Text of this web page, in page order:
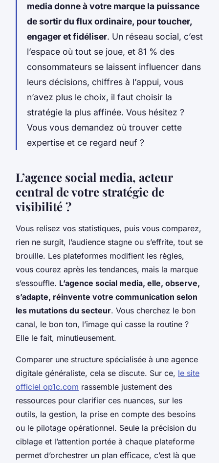
media donne à votre marque la puissance
de sortir du flux ordinaire, pour toucher,
engager et fidéliser. Un réseau social, c’est
l’espace où tout se joue, et 81 % des
consommateurs se laissent influencer dans
leurs décisions, chiffres à l’appui, vous
n’avez plus le choix, il faut choisir la
stratégie la plus affinée. Vous hésitez ?
Vous vous demandez où trouver cette
expertise et ce regard neuf ?
L’agence social media, acteur
central de votre stratégie de
visibilité ?
Vous relisez vos statistiques, puis vous comparez,
rien ne surgit, l’audience stagne ou s’effrite, tout se
brouille. Les plateformes modifient les règles,
vous courez après les tendances, mais la marque
s’essouffle. L’agence social media, elle, observe,
s’adapte, réinvente votre communication selon
les mutations du secteur. Vous cherchez le bon
canal, le bon ton, l’image qui casse la routine ?
Elle le fait, minutieusement.
Comparer une structure spécialisée à une agence
digitale généraliste, cela se discute. Sur ce, le site
officiel op1c.com rassemble justement des
ressources pour clarifier ces nuances, sur les
outils, la gestion, la prise en compte des besoins
ou le pilotage opérationnel. Seule la précision du
ciblage et l’attention portée à chaque plateforme
permet d’orchestrer un plan efficace, c’est là que